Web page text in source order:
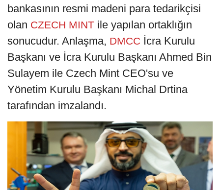
bankasının resmi madeni para tedarikçisi
olan CZECH MINT ile yapılan ortaklığın
sonucudur. Anlaşma, DMCC İcra Kurulu
Başkanı ve İcra Kurulu Başkanı Ahmed Bin
Sulayem ile Czech Mint CEO'su ve
Yönetim Kurulu Başkanı Michal Drtina
tarafından imzalandı.